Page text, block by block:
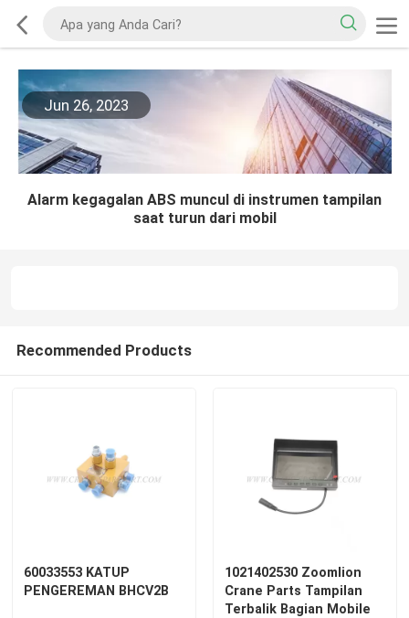
Jun 26, 2023
Alarm kegagalan ABS muncul di instrumen tampilan
saat turun dari mobil
Recommended Products
60033553 KATUP
PENGEREMAN BHCV2B
1021402530 Zoomlion
Crane Parts Tampilan
Terbalik Bagian Mobile